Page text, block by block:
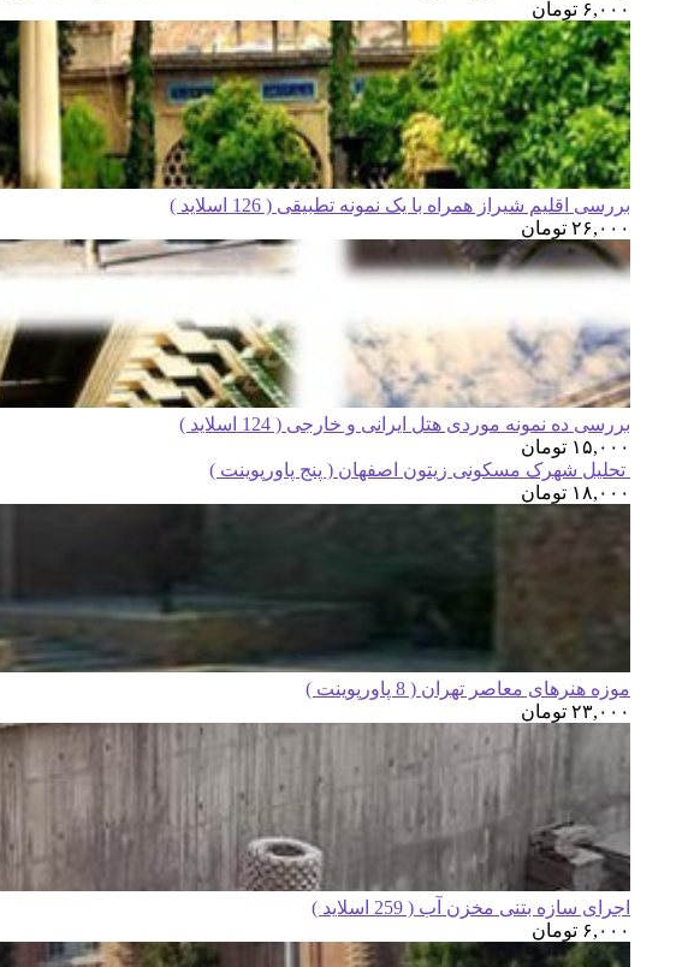
۶,۰۰۰ تومان
بررسی اقلیم شیراز همراه با یک نمونه تطبیقی ( 126 اسلاید )
۲۶,۰۰۰ تومان
بررسی ده نمونه موردی هتل ایرانی و خارجی ( 124 اسلاید )
۱۵,۰۰۰ تومان
تحلیل شهرک مسکونی زیتون اصفهان ( پنج پاورپوینت )
۱۸,۰۰۰ تومان
موزه هنرهای معاصر تهران ( 8 پاورپوینت )
۲۳,۰۰۰ تومان
اجرای سازه بتنی مخزن آب ( 259 اسلاید )
۶,۰۰۰ تومان